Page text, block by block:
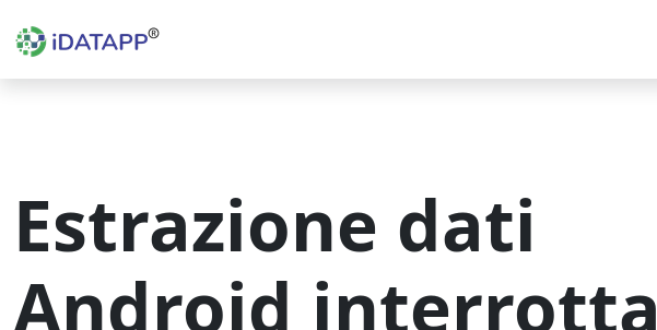
Estrazione dati
Android interrotta